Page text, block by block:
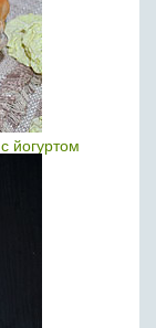
йогуртом